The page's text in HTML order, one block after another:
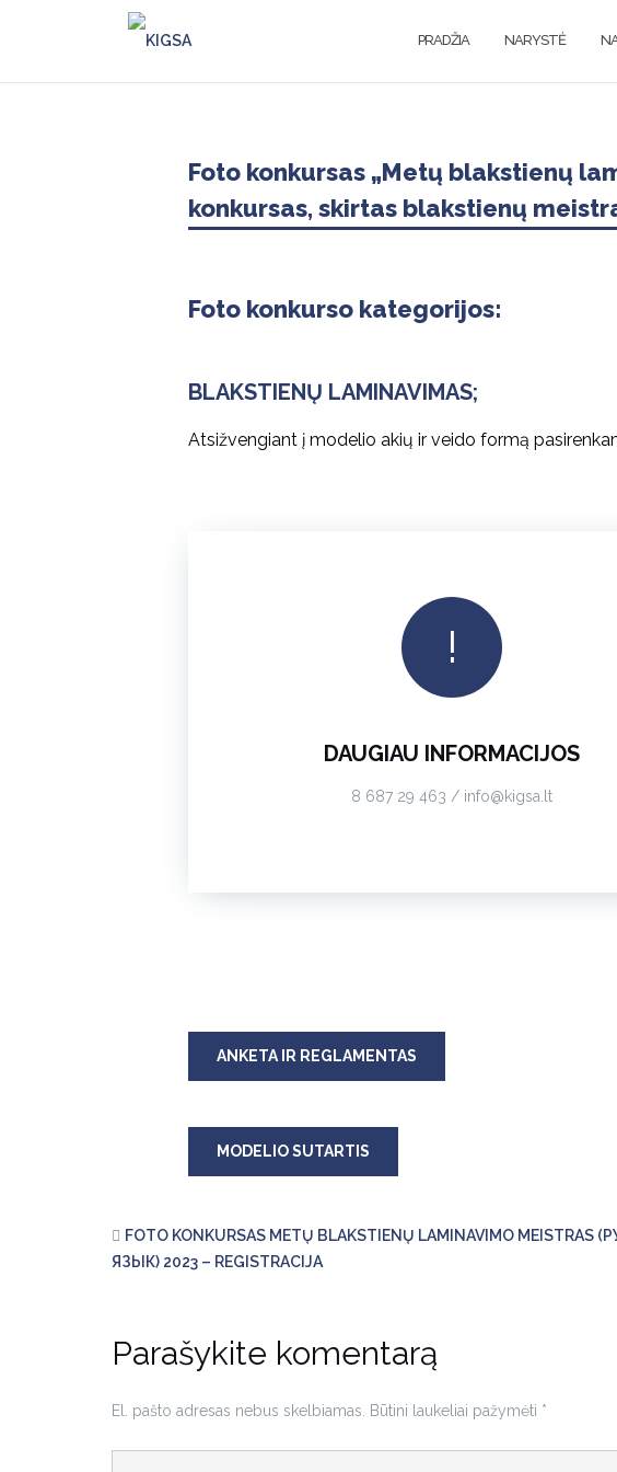
PRADŽIA NARYSTĖ
Foto konkursas „Metų blakstienų
konkursas, skirtas blakstienų
Foto konkurso kategorijos:
BLAKSTIENŲ LAMINAVIMAS;
Atsižvengiant į modelio akių ir veido formą
!
DAUGIAU INFORMACIJOS
8 687 29 463 / info@kigsa.lt
ANKETA IR REGLAMENTAS
MODELIO SUTARTIS
FOTO KONKURSAS METŲ BLAKSTIENŲ LAMINAVIMO MEISTRAS
ЯЗЫК) 2023 – REGISTRACIJA
Parašykite komentarą
El. pašto adresas nebus skelbiamas. Būtini laukeliai pažymėti *